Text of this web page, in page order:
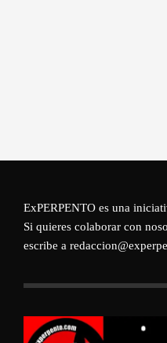
ExPERPENTO es una
Si quieres colaborar con
escribe a